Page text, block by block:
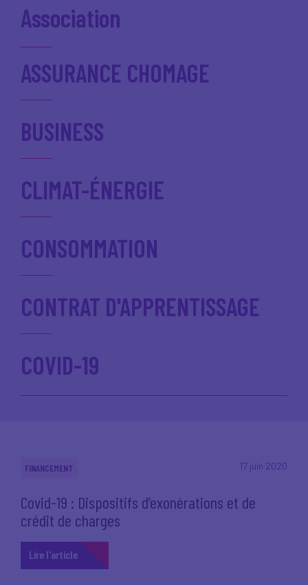
Association
ASSURANCE CHOMAGE
BUSINESS
CLIMAT-ÉNERGIE
CONSOMMATION
CONTRAT D'APPRENTISSAGE
COVID-19
17 juin 2020
FINANCEMENT
Covid-19 : Dispositifs d’exonérations et de
crédit de charges
Lire l'article